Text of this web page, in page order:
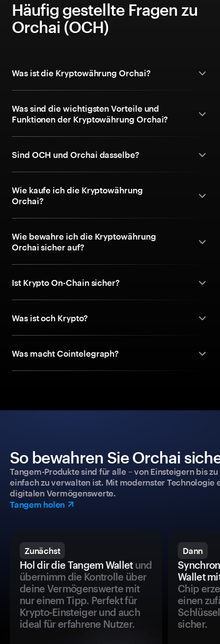
Häufig gestellte Fragen zu
Orchai (OCH)
Was ist die Kryptowährung Orchai?
Was sind die wichtigsten Vorteile und
Funktionen der Kryptowährung Orchai?
Sind OCH und Orchai dasselbe?
Wie kaufe ich die Kryptowährung
Orchai?
Wie bewahre ich die Kryptowährung
Orchai sicher auf?
Ist Krypto On-Chain sicher?
Was ist och Krypto?
Was macht Cointelegraph?
So bewahren Sie Orchai
Tangem-Produkte sind für alle – von Einsteigern bis
einfach zu verwalten ist. Mit modernster
digitalen Vermögenswerte.
Tangem holen
Zunächst
Hol dir die Tangem Walletund
übernimm die Kontrolle über
deine Vermögenswerte mit
nur einem Tipp. Perfekt für
Krypto-Einsteiger und auch
ideal für erfahrene Nutzer.
Dann
Wallet
Chip
einen
sicher.